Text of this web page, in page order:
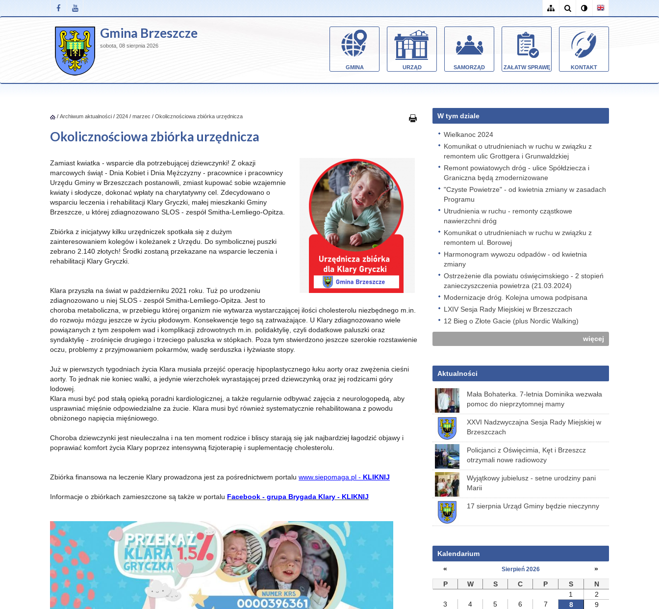
Gmina Brzeszcze
sobota, 08 sierpnia 2026
GMINA URZĄD SAMORZĄD ZAŁATW SPRAWĘ KONTAKT
/ Archiwum aktualności / 2024 / marzec / Okolicznościowa zbiórka urzędnicza
Okolicznościowa zbiórka urzędnicza
Zamiast kwiatka - wsparcie dla potrzebującej dziewczynki! Z okazji
marcowych świąt - Dnia Kobiet i Dnia Mężczyzny - pracownice i pracownicy
Urzędu Gminy w Brzeszczach postanowili, zmiast kupować sobie wzajemnie
kwiaty i słodycze, dokonać wpłaty na charytatywny cel. Zdecydowano o
wsparciu leczenia i rehabilitacji Klary Gryczki, małej mieszkanki Gminy
Brzeszcze, u której zdiagnozowano SLOS - zespół Smitha-Lemliego-Opitza.
Zbiórka z inicjatywy kilku urzędniczek spotkała się z dużym
zainteresowaniem kolegów i koleżanek z Urzędu. Do symbolicznej puszki
zebrano 2.140 złotych! Środki zostaną przekazane na wsparcie leczenia i
rehabilitacji Klary Gryczki.
Klara przyszła na świat w październiku 2021 roku. Tuż po urodzeniu
zdiagnozowano u niej SLOS - zespół Smitha-Lemliego-Opitza. Jest to
choroba metaboliczna, w przebiegu której organizm nie wytwarza wystarczającej ilości cholesterolu niezbędnego m.in.
do rozwoju mózgu jeszcze w życiu płodowym. Konsekwencje tego są zatrważające. U Klary zdiagnozowano wiele
powiązanych z tym zespołem wad i komplikacji zdrowotnych m.in. polidaktylię, czyli dodatkowe paluszki oraz
syndaktylię - zrośnięcie drugiego i trzeciego paluszka w stópkach. Poza tym stwierdzono jeszcze szerokie rozstawienie
oczu, problemy z przyjmowaniem pokarmów, wadę serduszka i łyżwiaste stopy.
Już w pierwszych tygodniach życia Klara musiała przejść operację hipoplastycznego łuku aorty oraz zwężenia cieśni
aorty. To jednak nie koniec walki, a jedynie wierzchołek wyrastającej przed dziewczynką oraz jej rodzicami góry
lodowej.
Klara musi być pod stałą opieką poradni kardiologicznej, a także regularnie odbywać zajęcia z neurologopedą, aby
usprawniać mięśnie odpowiedzialne za żucie. Klara musi być również systematycznie rehabilitowana z powodu
obniżonego napięcia mięśniowego.
Choroba dziewczynki jest nieuleczalna i na ten moment rodzice i bliscy starają się jak najbardziej łagodzić objawy i
poprawiać komfort życia Klary poprzez intensywną fizjoterapię i suplementację cholesterolu.
Zbiórka finansowa na leczenie Klary prowadzona jest za pośrednictwem portalu www.siepomaga.pl - KLIKNIJ
Informacje o zbiórkach zamieszczone są także w portalu Facebook - grupa Brygada Klary - KLIKNIJ
W tym dziale
Wielkanoc 2024
Komunikat o utrudnieniach w ruchu w związku z
remontem ulic Grottgera i Grunwaldzkiej
Remont powiatowych dróg - ulice Spółdziecza i
Graniczna będą zmodernizowane
"Czyste Powietrze" - od kwietnia zmiany w zasadach
Programu
Utrudnienia w ruchu - remonty cząstkowe
nawierzchni dróg
Komunikat o utrudnieniach w ruchu w związku z
remontem ul. Borowej
Harmonogram wywozu odpadów - od kwietnia
zmiany
Ostrzeżenie dla powiatu oświęcimskiego - 2 stopień
zanieczyszczenia powietrza (21.03.2024)
Modernizacje dróg. Kolejna umowa podpisana
LXIV Sesja Rady Miejskiej w Brzeszczach
12 Bieg o Złote Gacie (plus Nordic Walking)
więcej
Aktualności
Mała Bohaterka. 7-letnia Dominika wezwała
pomoc do nieprzytomnej mamy
XXVI Nadzwyczajna Sesja Rady Miejskiej w
Brzeszczach
Policjanci z Oświęcimia, Kęt i Brzeszcz
otrzymali nowe radiowozy
Wyjątkowy jubielusz - setne urodziny pani
Marii
17 sierpnia Urząd Gminy będzie nieczynny
Kalendarium
«
Sierpień 2026
»
P
W S C P S
N
1
2
3
4 5 6 7 8
9